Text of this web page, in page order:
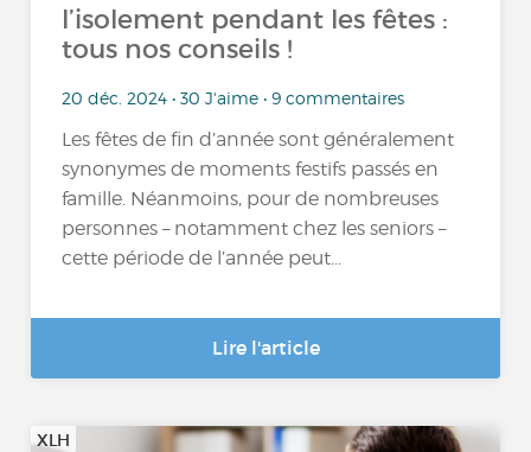
l’isolement pendant les fêtes :
tous nos conseils !
20 déc. 2024 • 30 J'aime • 9 commentaires
Les fêtes de fin d’année sont généralement
synonymes de moments festifs passés en
famille. Néanmoins, pour de nombreuses
personnes – notamment chez les seniors –
cette période de l’année peut...
Lire l'article
XLH